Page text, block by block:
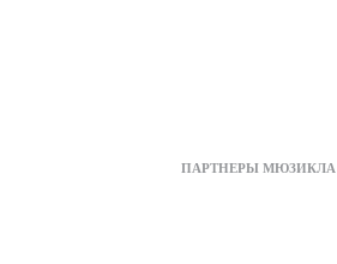
ПАРТНЕРЫ МЮЗИКЛА